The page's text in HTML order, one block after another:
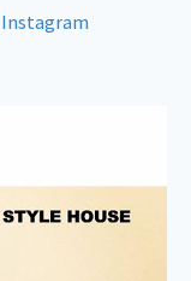
Instagram